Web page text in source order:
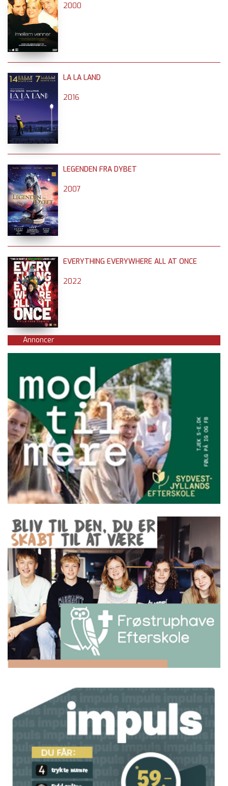
2000
LA LA LAND
2016
LEGENDEN FRA DYBET
2007
EVERYTHING EVERYWHERE ALL AT ONCE
2022
Annoncer